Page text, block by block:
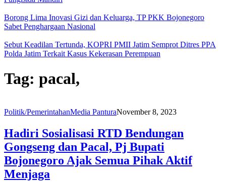
Borong Lima Inovasi Gizi dan Keluarga, TP PKK Bojonegoro
Sabet Penghargaan Nasional
Sebut Keadilan Tertunda, KOPRI PMII Jatim Semprot Ditres PPA
Polda Jatim Terkait Kasus Kekerasan Perempuan
Tag: pacal,
Politik/PemerintahanMedia PanturaNovember 8, 2023
Hadiri Sosialisasi RTD Bendungan
Gongseng dan Pacal, Pj Bupati
Bojonegoro Ajak Semua Pihak Aktif
Menjaga